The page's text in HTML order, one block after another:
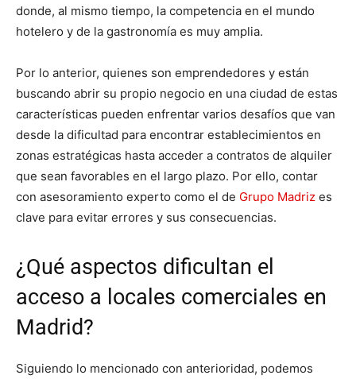
donde, al mismo tiempo, la competencia en el mundo
hotelero y de la gastronomía es muy amplia.
Por lo anterior, quienes son emprendedores y están
buscando abrir su propio negocio en una ciudad de estas
características pueden enfrentar varios desafíos que van
desde la dificultad para encontrar establecimientos en
zonas estratégicas hasta acceder a contratos de alquiler
que sean favorables en el largo plazo. Por ello, contar
con asesoramiento experto como el de Grupo Madriz es
clave para evitar errores y sus consecuencias.
¿Qué aspectos dificultan el
acceso a locales comerciales en
Madrid?
Siguiendo lo mencionado con anterioridad, podemos